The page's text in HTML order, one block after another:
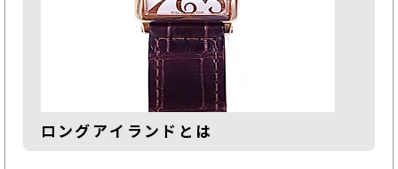
ロングアイランドとは